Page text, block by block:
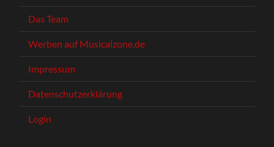
Das Team
Werben auf Musicalzone.de
Impressum
Datenschutzerklärung
Login